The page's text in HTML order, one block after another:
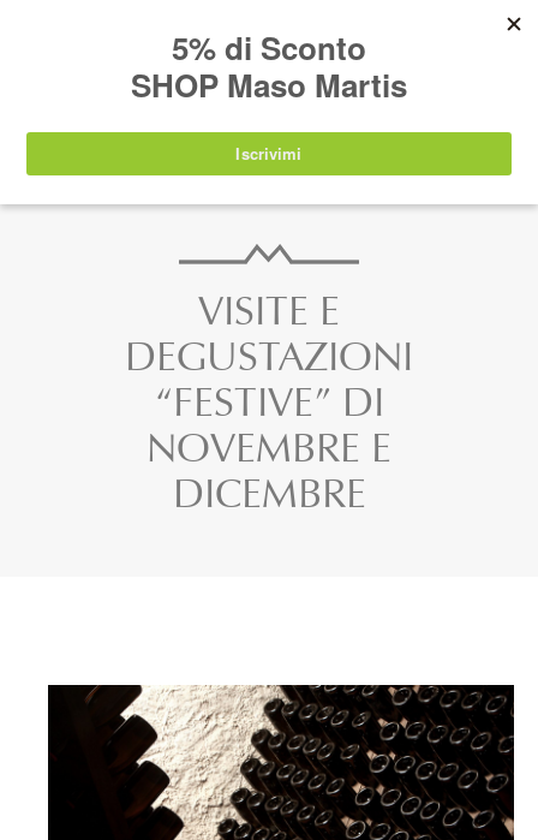
IT EN DE SHOP
VISITE E
DEGUSTAZIONI
“FESTIVE” DI
NOVEMBRE E
DICEMBRE
nuovamente disponibili a partire da
agosto 2026.